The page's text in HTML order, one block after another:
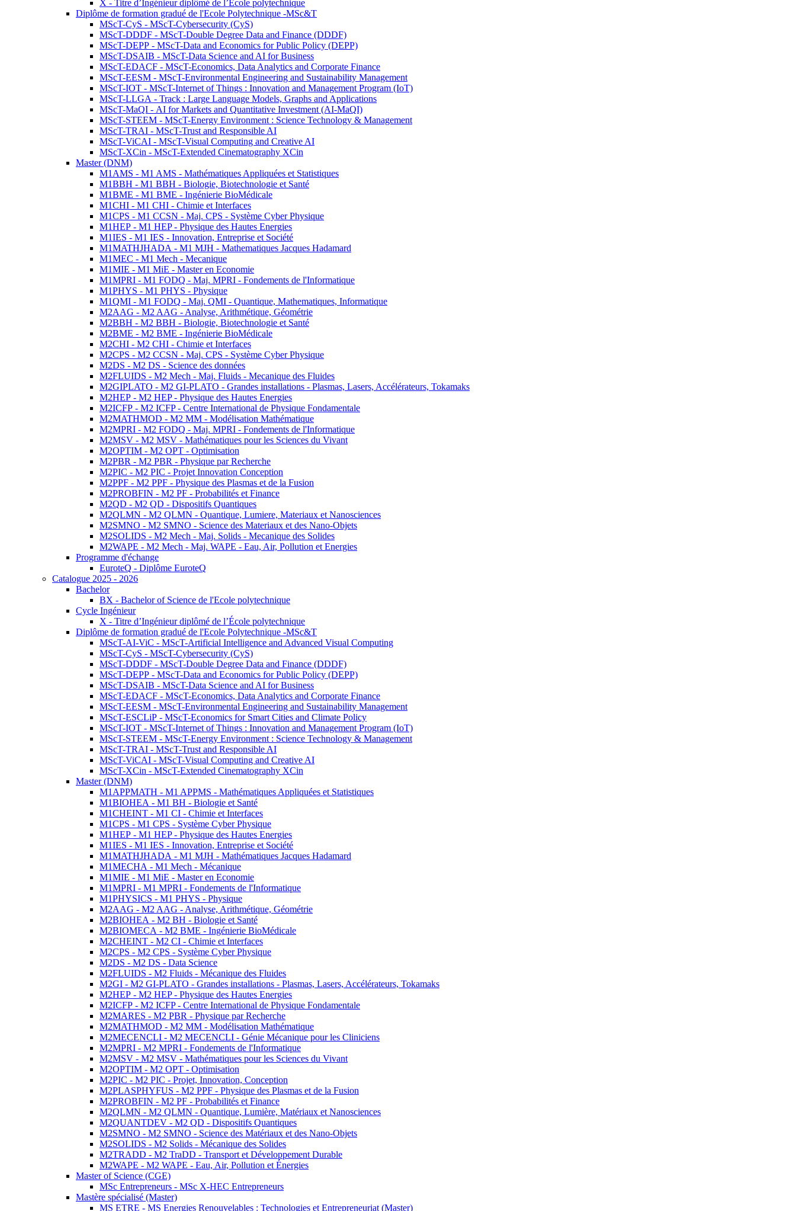
X - Titre d’Ingénieur diplômé de l’École polytechnique
Diplôme de formation gradué de l'Ecole Polytechnique -MSc&T
MScT-CyS - MScT-Cybersecurity (CyS)
MScT-DDDF - MScT-Double Degree Data and Finance (DDDF)
MScT-DEPP - MScT-Data and Economics for Public Policy (DEPP)
MScT-DSAIB - MScT-Data Science and AI for Business
MScT-EDACF - MScT-Economics, Data Analytics and Corporate Finance
MScT-EESM - MScT-Environmental Engineering and Sustainability Management
MScT-IOT - MScT-Internet of Things : Innovation and Management Program (IoT)
MScT-LLGA - Track : Large Language Models, Graphs and Applications
MScT-MaQI - AI for Markets and Quantitative Investment (AI-MaQI)
MScT-STEEM - MScT-Energy Environment : Science Technology & Management
MScT-TRAI - MScT-Trust and Responsible AI
MScT-ViCAI - MScT-Visual Computing and Creative AI
MScT-XCin - MScT-Extended Cinematography XCin
Master (DNM)
M1AMS - M1 AMS - Mathématiques Appliquées et Statistiques
M1BBH - M1 BBH - Biologie, Biotechnologie et Santé
M1BME - M1 BME - Ingénierie BioMédicale
M1CHI - M1 CHI - Chimie et Interfaces
M1CPS - M1 CCSN - Maj. CPS - Système Cyber Physique
M1HEP - M1 HEP - Physique des Hautes Energies
M1IES - M1 IES - Innovation, Entreprise et Société
M1MATHJHADA - M1 MJH - Mathematiques Jacques Hadamard
M1MEC - M1 Mech - Mecanique
M1MIE - M1 MiE - Master en Economie
M1MPRI - M1 FODQ - Maj. MPRI - Fondements de l'Informatique
M1PHYS - M1 PHYS - Physique
M1QMI - M1 FODQ - Maj. QMI - Quantique, Mathematiques, Informatique
M2AAG - M2 AAG - Analyse, Arithmétique, Géométrie
M2BBH - M2 BBH - Biologie, Biotechnologie et Santé
M2BME - M2 BME - Ingénierie BioMédicale
M2CHI - M2 CHI - Chimie et Interfaces
M2CPS - M2 CCSN - Maj. CPS - Système Cyber Physique
M2DS - M2 DS - Science des données
M2FLUIDS - M2 Mech - Maj. Fluids - Mecanique des Fluides
M2GIPLATO - M2 GI-PLATO - Grandes installations - Plasmas, Lasers, Accélérateurs, Tokamaks
M2HEP - M2 HEP - Physique des Hautes Energies
M2ICFP - M2 ICFP - Centre International de Physique Fondamentale
M2MATHMOD - M2 MM - Modélisation Mathématique
M2MPRI - M2 FODQ - Maj. MPRI - Fondements de l'Informatique
M2MSV - M2 MSV - Mathématiques pour les Sciences du Vivant
M2OPTIM - M2 OPT - Optimisation
M2PBR - M2 PBR - Physique par Recherche
M2PIC - M2 PIC - Projet Innovation Conception
M2PPF - M2 PPF - Physique des Plasmas et de la Fusion
M2PROBFIN - M2 PF - Probabilités et Finance
M2QD - M2 QD - Dispositifs Quantiques
M2QLMN - M2 QLMN - Quantique, Lumiere, Materiaux et Nanosciences
M2SMNO - M2 SMNO - Science des Materiaux et des Nano-Objets
M2SOLIDS - M2 Mech - Maj. Solids - Mecanique des Solides
M2WAPE - M2 Mech - Maj. WAPE - Eau, Air, Pollution et Energies
Programme d'échange
EuroteQ - Diplôme EuroteQ
Catalogue 2025 - 2026
Bachelor
BX - Bachelor of Science de l'Ecole polytechnique
Cycle Ingénieur
X - Titre d’Ingénieur diplômé de l’École polytechnique
Diplôme de formation gradué de l'Ecole Polytechnique -MSc&T
MScT-AI-ViC - MScT-Artificial Intelligence and Advanced Visual Computing
MScT-CyS - MScT-Cybersecurity (CyS)
MScT-DDDF - MScT-Double Degree Data and Finance (DDDF)
MScT-DEPP - MScT-Data and Economics for Public Policy (DEPP)
MScT-DSAIB - MScT-Data Science and AI for Business
MScT-EDACF - MScT-Economics, Data Analytics and Corporate Finance
MScT-EESM - MScT-Environmental Engineering and Sustainability Management
MScT-ESCLiP - MScT-Economics for Smart Cities and Climate Policy
MScT-IOT - MScT-Internet of Things : Innovation and Management Program (IoT)
MScT-STEEM - MScT-Energy Environment : Science Technology & Management
MScT-TRAI - MScT-Trust and Responsible AI
MScT-ViCAI - MScT-Visual Computing and Creative AI
MScT-XCin - MScT-Extended Cinematography XCin
Master (DNM)
M1APPMATH - M1 APPMS - Mathématiques Appliquées et Statistiques
M1BIOHEA - M1 BH - Biologie et Santé
M1CHEINT - M1 CI - Chimie et Interfaces
M1CPS - M1 CPS - Système Cyber Physique
M1HEP - M1 HEP - Physique des Hautes Energies
M1IES - M1 IES - Innovation, Entreprise et Société
M1MATHJHADA - M1 MJH - Mathématiques Jacques Hadamard
M1MECHA - M1 Mech - Mécanique
M1MIE - M1 MiE - Master en Economie
M1MPRI - M1 MPRI - Fondements de l'Informatique
M1PHYSICS - M1 PHYS - Physique
M2AAG - M2 AAG - Analyse, Arithmétique, Géométrie
M2BIOHEA - M2 BH - Biologie et Santé
M2BIOMECA - M2 BME - Ingénierie BioMédicale
M2CHEINT - M2 CI - Chimie et Interfaces
M2CPS - M2 CPS - Système Cyber Physique
M2DS - M2 DS - Data Science
M2FLUIDS - M2 Fluids - Mécanique des Fluides
M2GI - M2 GI-PLATO - Grandes installations - Plasmas, Lasers, Accélérateurs, Tokamaks
M2HEP - M2 HEP - Physique des Hautes Energies
M2ICFP - M2 ICFP - Centre International de Physique Fondamentale
M2MARES - M2 PBR - Physique par Recherche
M2MATHMOD - M2 MM - Modélisation Mathématique
M2MECENCLI - M2 MECENCLI - Génie Mécanique pour les Cliniciens
M2MPRI - M2 MPRI - Fondements de l'Informatique
M2MSV - M2 MSV - Mathématiques pour les Sciences du Vivant
M2OPTIM - M2 OPT - Optimisation
M2PIC - M2 PIC - Projet, Innovation, Conception
M2PLASPHYFUS - M2 PPF - Physique des Plasmas et de la Fusion
M2PROBFIN - M2 PF - Probabilités et Finance
M2QLMN - M2 QLMN - Quantique, Lumière, Matériaux et Nanosciences
M2QUANTDEV - M2 QD - Dispositifs Quantiques
M2SMNO - M2 SMNO - Science des Matériaux et des Nano-Objets
M2SOLIDS - M2 Solids - Mécanique des Solides
M2TRADD - M2 TraDD - Transport et Développement Durable
M2WAPE - M2 WAPE - Eau, Air, Pollution et Énergies
Master of Science (CGE)
MSc Entrepreneurs - MSc X-HEC Entrepreneurs
Mastère spécialisé (Master)
MS ETRE - MS Energies Renouvelables : Technologies et Entrepreneuriat (Master)